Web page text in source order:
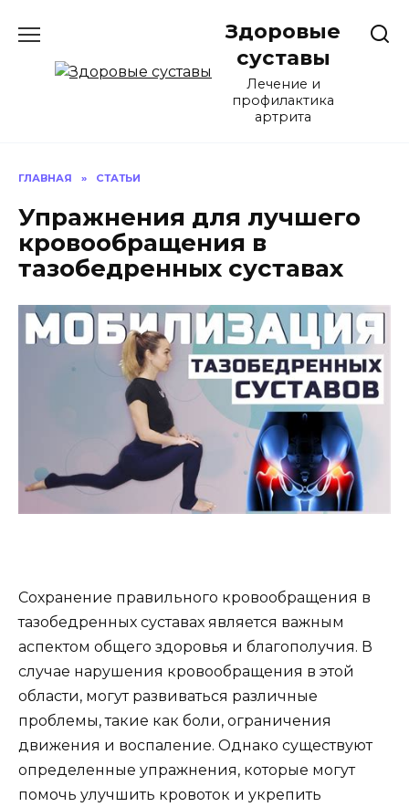
Здоровые
суставы
Лечение и
профилактика
артрита
ГЛАВНАЯ » СТАТЬИ
Упражнения для лучшего
кровообращения в
тазобедренных суставах
Сохранение правильного кровообращения в
тазобедренных суставах является важным
аспектом общего здоровья и благополучия. В
случае нарушения кровообращения в этой
области, могут развиваться различные
проблемы, такие как боли, ограничения
движения и воспаление. Однако существуют
определенные упражнения, которые могут
помочь улучшить кровоток и укрепить